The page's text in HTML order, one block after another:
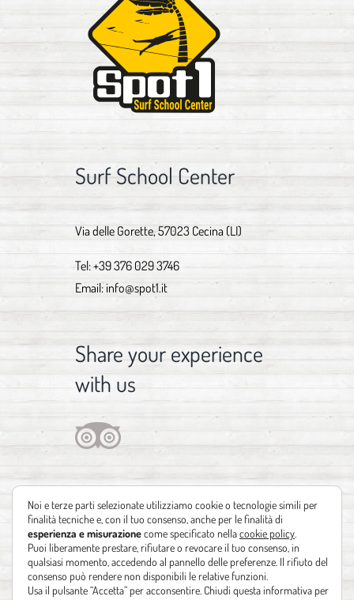
Surf School Center
Via delle Gorette, 57023 Cecina (LI)
Tel:+39 376 029 3746
Email: info@spot1.it
Share your experience
with us
Noi e terze parti selezionate utilizziamo cookie o tecnologie simili per
finalità tecniche e, con il tuo consenso, anche per le finalità di
esperienza e misurazionecome specificato nellacookie policy
Puoi liberamente prestare, rifiutare o revocare il tuo consenso, in
qualsiasi momento, accedendo al pannello delle preferenze. Il rifiuto del
consenso può rendere non disponibili le relative funzioni.
Usa il pulsante “Accetta” per acconsentire. Chiudi questa informativa per